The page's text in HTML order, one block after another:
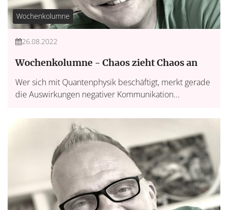
Wochenkolumne
26.08.2022
Wochenkolumne - Chaos zieht Chaos an
Wer sich mit Quantenphysik beschäftigt, merkt gerade
die Auswirkungen negativer Kommunikation...